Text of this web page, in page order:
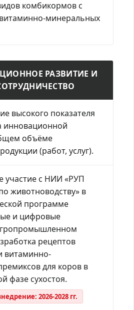
комбикормов с
минеральных
РАЗВИТИЕ И
высокого показателя
инновационной
объёме
(работ, услуг).
участие с НИИ «РУП
животноводству» в
программе
и цифровые
рецептов
витаминно-
для коров в
фазе сухостоя.
2026-2028 гг.